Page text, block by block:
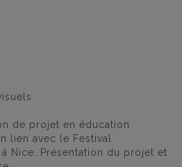
de projet en éducation
lien avec le Festival
Nice. Présentation du projet et